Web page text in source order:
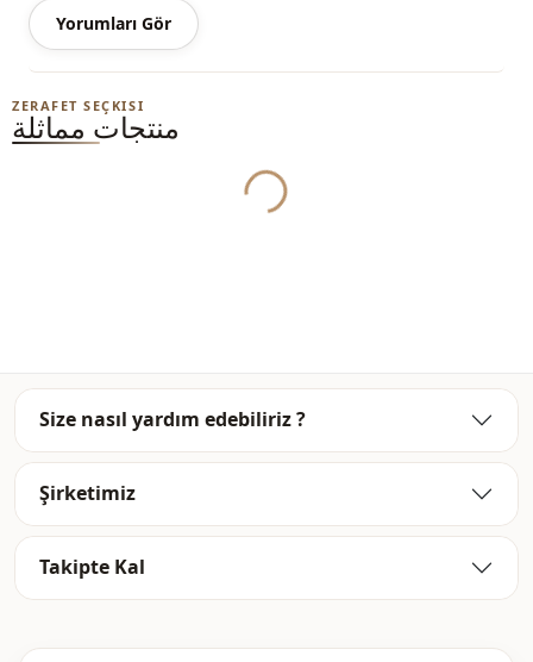
ملاحظة: قد يكون هناك اختلاف في الدرجة اللونية في لون المنتج
ياقة مدوَّرة
نمط مخطط
طريقة الإغلاق أزرار
Yorumları Gör
ZERAFET SEÇKISI
منتجات مماثلة Yukleniyor...
Size nasıl yardım edebiliriz ?
Şirketimiz
Takipte Kal